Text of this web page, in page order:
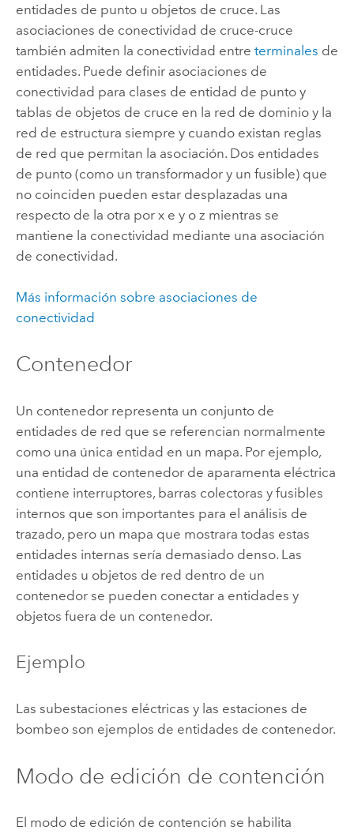
entidades de punto u objetos de cruce. Las
asociaciones de conectividad de cruce-cruce
también admiten la conectividad entre terminales de
entidades. Puede definir asociaciones de
conectividad para clases de entidad de punto y
tablas de objetos de cruce en la red de dominio y la
red de estructura siempre y cuando existan reglas
de red que permitan la asociación. Dos entidades
de punto (como un transformador y un fusible) que
no coinciden pueden estar desplazadas una
respecto de la otra por x e y o z mientras se
mantiene la conectividad mediante una asociación
de conectividad.
Más información sobre asociaciones de
conectividad
Contenedor
Un contenedor representa un conjunto de
entidades de red que se referencian normalmente
como una única entidad en un mapa. Por ejemplo,
una entidad de contenedor de aparamenta eléctrica
contiene interruptores, barras colectoras y fusibles
internos que son importantes para el análisis de
trazado, pero un mapa que mostrara todas estas
entidades internas sería demasiado denso. Las
entidades u objetos de red dentro de un
contenedor se pueden conectar a entidades y
objetos fuera de un contenedor.
Ejemplo
Las subestaciones eléctricas y las estaciones de
bombeo son ejemplos de entidades de contenedor.
Modo de edición de contención
El modo de edición de contención se habilita